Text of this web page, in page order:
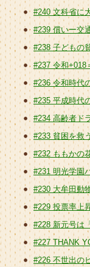
#240 文科省に
#239 償いー交
#238 子どもの
#237 令和+018
#236 令和時代
#235 平成時代
#234 高齢者ド
#233 貧困を救
#232 ももかの
#231 明光学園
#230 大牟田動
#229 投票率上
#228 新元号は
#227 THANK
#226 不世出の